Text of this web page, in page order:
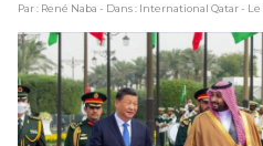
Par : René Naba - Dans : International Qatar- Le